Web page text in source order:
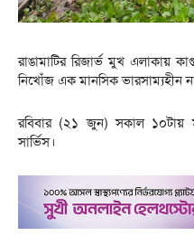
রাঙামাটির রিজার্ভ মুখ এলাকায়
নিখোঁজ এক মানসিক ভারসাম্যহীন
রবিবার (২১ জুন) সকাল ১০টায়
সার্ভিস।